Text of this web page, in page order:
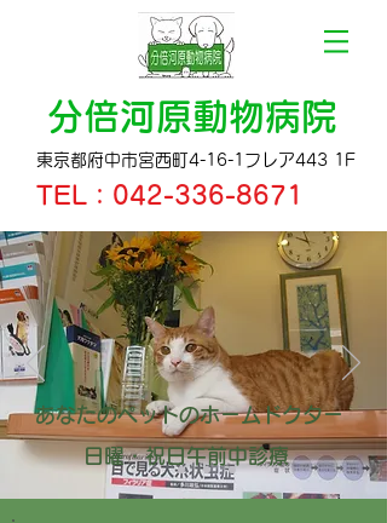
分倍河原動物病院
東京都府中市宮西町4-16-1フレア443 1F
TEL： 042-336-8671
あなたのペットのホームドクター
日曜・祝日午前中診療